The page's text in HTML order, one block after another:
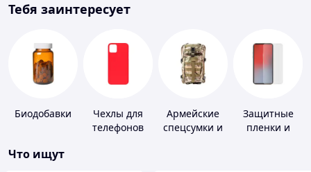
Тебя заинтересует
Биодобавки
Чехлы для
телефонов
Армейские
спецсумки и
Защитные
пленки и
Что ищут